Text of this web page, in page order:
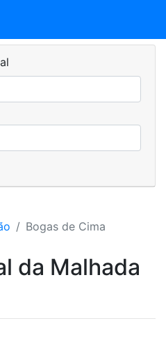
Bogas de Cima
da Malhada